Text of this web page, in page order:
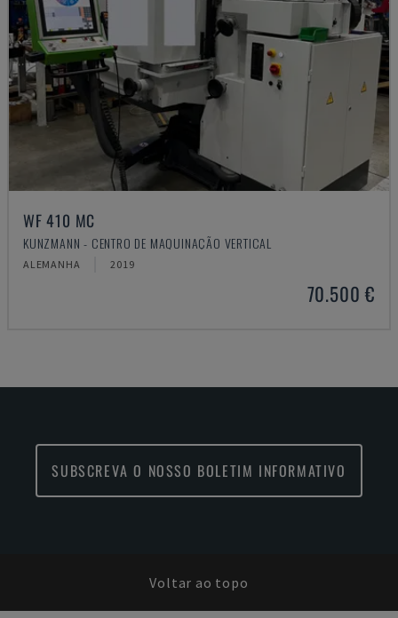
WF 410 MC
KUNZMANN - CENTRO DE MAQUINAÇÃO VERTICAL
ALEMANHA 2019
70.500 €
SUBSCREVA O NOSSO BOLETIM INFORMATIVO
Voltar ao topo